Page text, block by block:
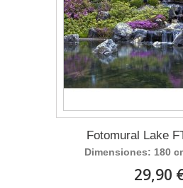
Fotomural Lake
Dimensiones: 180
29,90